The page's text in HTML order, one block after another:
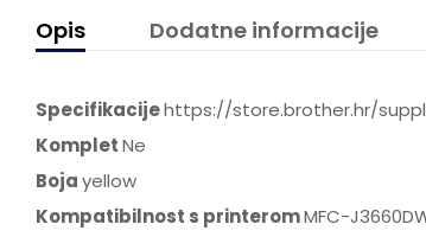
Opis Dodatne informacije
Specifikacijehttps://store.brother.hr/
KompletNe
Bojayellow
Kompatibilnost s printeromMFC-